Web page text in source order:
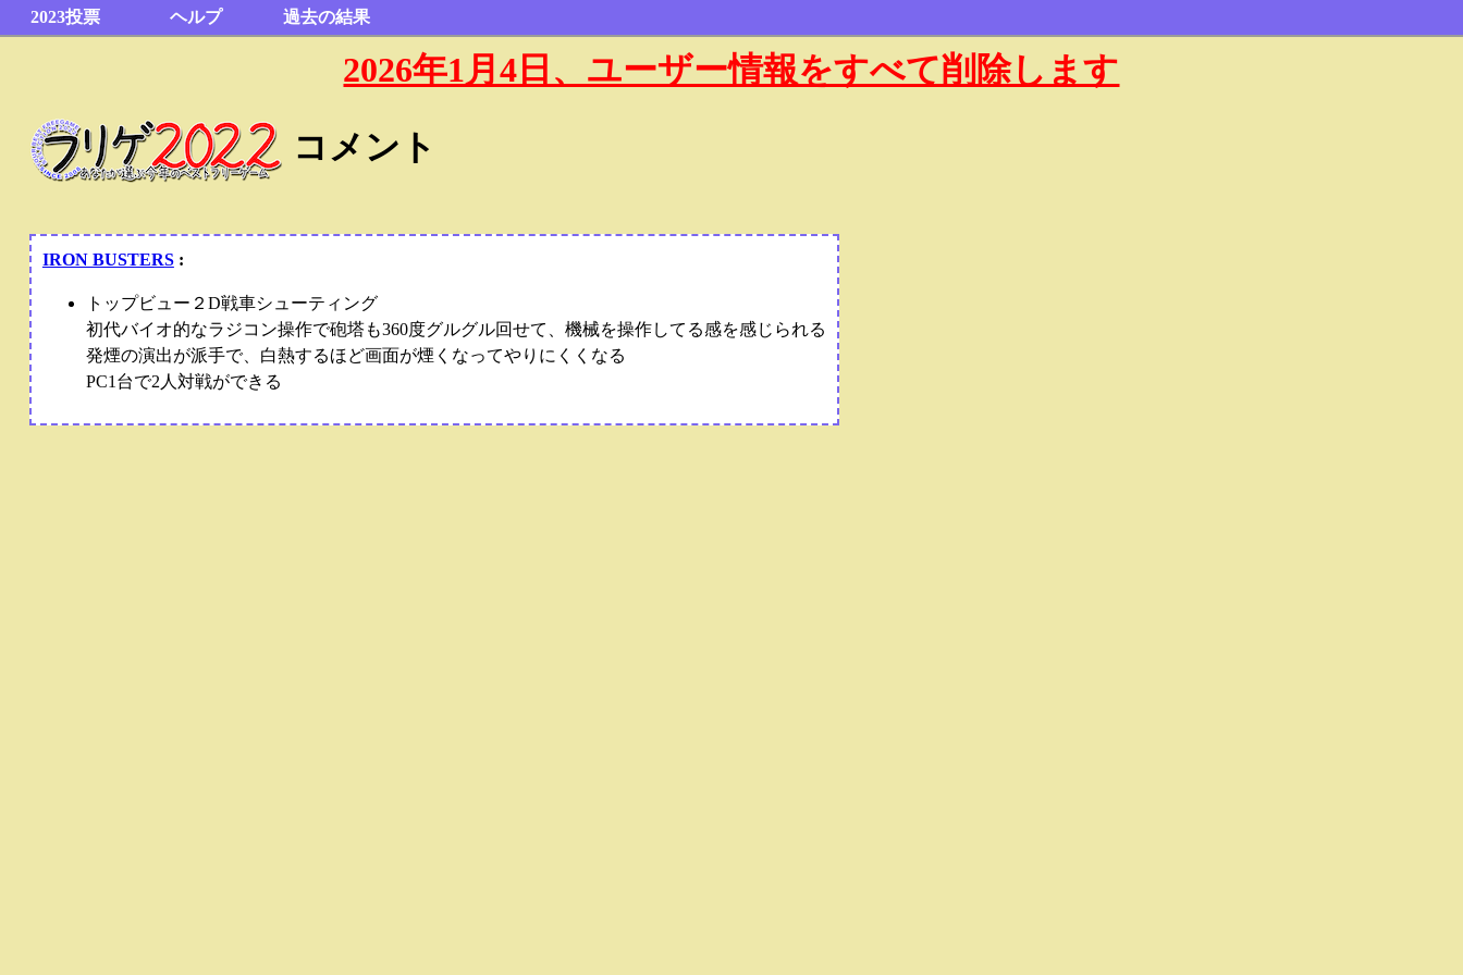
2023投票 ヘルプ 過去の結果
2026年1月4日、ユーザー情報をすべて削除します
コメント
IRON BUSTERS:
トップビュー２D戦車シューティング
初代バイオ的なラジコン操作で砲塔も360度グルグル回せて、機械を操作してる感を感じられる
発煙の演出が派手で、白熱するほど画面が煙くなってやりにくくなる
PC1台で2人対戦ができる